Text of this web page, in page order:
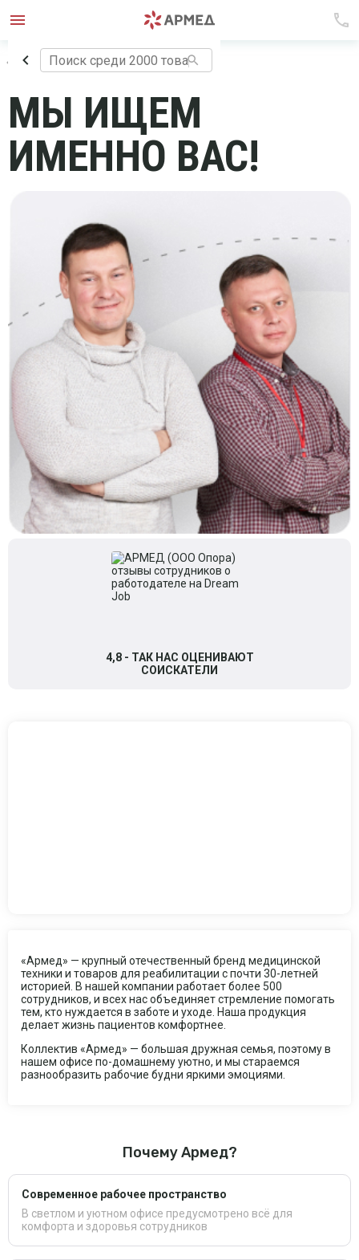
Вернуться в раздел
МЫ ИЩЕМ
ИМЕННО ВАС!
4,8 - ТАК НАС ОЦЕНИВАЮТ
СОИСКАТЕЛИ
«Армед» — крупный отечественный бренд медицинской
техники и товаров для реабилитации с почти 30-летней
историей. В нашей компании работает более 500
сотрудников, и всех нас объединяет стремление помогать
тем, кто нуждается в заботе и уходе. Наша продукция
делает жизнь пациентов комфортнее.
Коллектив «Армед» — большая дружная семья, поэтому в
нашем офисе по-домашнему уютно, и мы стараемся
разнообразить рабочие будни яркими эмоциями.
Почему Армед?
Современное рабочее пространство
В светлом и уютном офисе предусмотрено всё для
комфорта и здоровья сотрудников